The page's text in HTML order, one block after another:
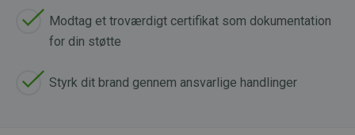
Modtag et troværdigt certifikat som dokumentation
for din støtte
Styrk dit brand gennem ansvarlige handlinger